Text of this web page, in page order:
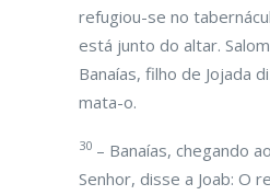
refugiou-se no
está junto do altar.
Banaías, filho de Jojada
mata-o.
30 – Banaías, chegando
Senhor, disse a Joab: O